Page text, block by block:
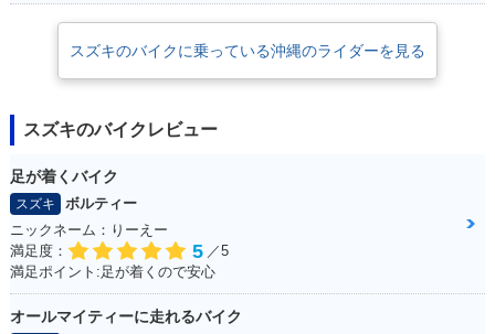
スズキのバイクに乗っている沖縄のライダーを見る
スズキのバイクレビュー
足が着くバイク
スズキ
ボルティー
ニックネーム：りーえー
満足度：
5 ／5
満足ポイント:足が着くので安心
オールマイティーに走れるバイク